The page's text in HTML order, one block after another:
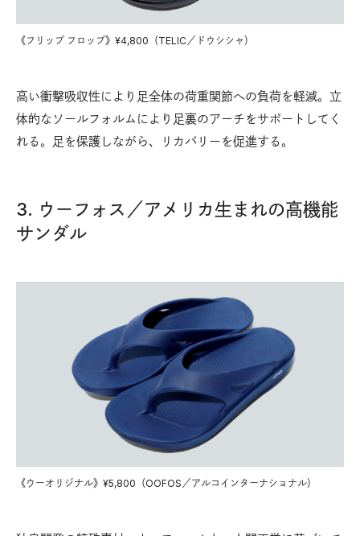
《フリップ フロップ》¥4,800（TELIC／ドウシシャ）
高い衝撃吸収性により足全体の荷重関節への負荷を軽減。立
体的なソールフォルムにより足裏のアーチをサポートしてく
れる。足を保護しながら、リカバリーを促進する。
3. ウーフォス／アメリカ生まれの高機能
サンダル
《ウーオリジナル》¥5,800（OOFOS／アルコインターナショナル）